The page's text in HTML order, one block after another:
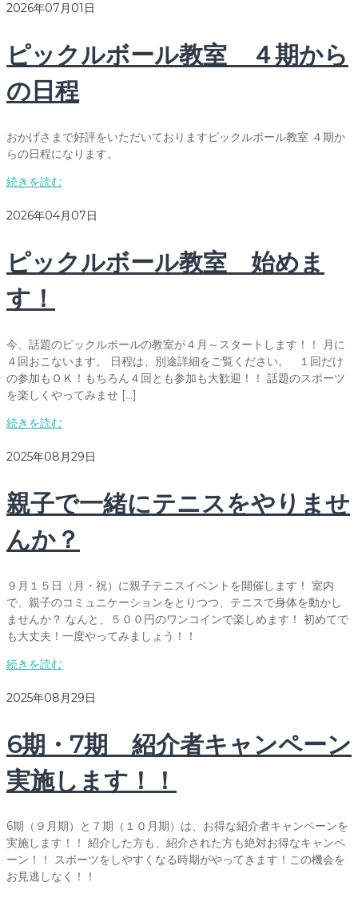
2026年07月01日
ピックルボール教室 ４期から
の日程
おかげさまで好評をいただいておりますピックルボール教室 ４期か
らの日程になります。
続きを読む
2026年04月07日
ピックルボール教室 始めま
す！
今、話題のピックルボールの教室が４月～スタートします！！ 月に
４回おこないます。 日程は、別途詳細をご覧ください。 １回だけ
の参加もＯＫ！もちろん４回とも参加も大歓迎！！ 話題のスポーツ
を楽しくやってみませ […]
続きを読む
2025年08月29日
親子で一緒にテニスをやりませ
んか？
９月１５日（月・祝）に親子テニスイベントを開催します！ 室内
で、親子のコミュニケーションをとりつつ、テニスで身体を動かし
ませんか？ なんと、５００円のワンコインで楽しめます！ 初めてで
も大丈夫！一度やってみましょう！！
続きを読む
2025年08月29日
6期・7期 紹介者キャンペーン
実施します！！
6期（９月期）と７期（１０月期）は、お得な紹介者キャンペーンを
実施します！！ 紹介した方も、紹介された方も絶対お得なキャンペ
ーン！！ スポーツをしやすくなる時期がやってきます！この機会を
お見逃しなく！！